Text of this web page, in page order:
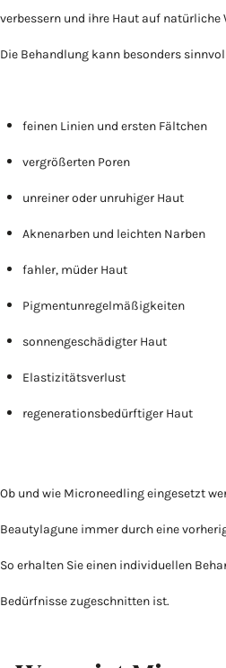
verbessern und ihre Haut auf
Die Behandlung kann besonders
feinen Linien und ersten Fältchen
vergrößerten Poren
unreiner oder unruhiger Haut
Aknenarben und leichten Narben
fahler, müder Haut
Pigmentunregelmäßigkeiten
sonnengeschädigter Haut
Elastizitätsverlust
regenerationsbedürftiger Haut
Ob und wie Microneedling eingesetzt
Beautylagune immer durch eine
So erhalten Sie einen individuellen
Bedürfnisse zugeschnitten ist.